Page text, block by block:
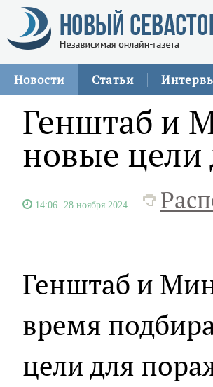
Новости Статьи
Генштаб и
новые
14:06 28 ноября 2024
Генштаб и
время
цели для